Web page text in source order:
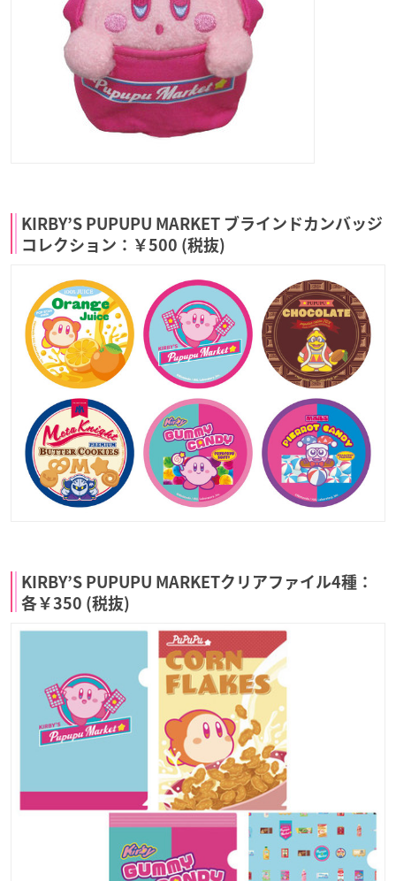
KIRBY’S PUPUPU MARKET ブラインドカンバッジ
コレクション：￥500 (税抜)
KIRBY’S PUPUPU MARKETクリアファイル4種：
各￥350 (税抜)